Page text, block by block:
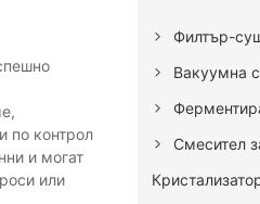
по контрол
и могат
или
Филтър-
Вакуумна
Смесител